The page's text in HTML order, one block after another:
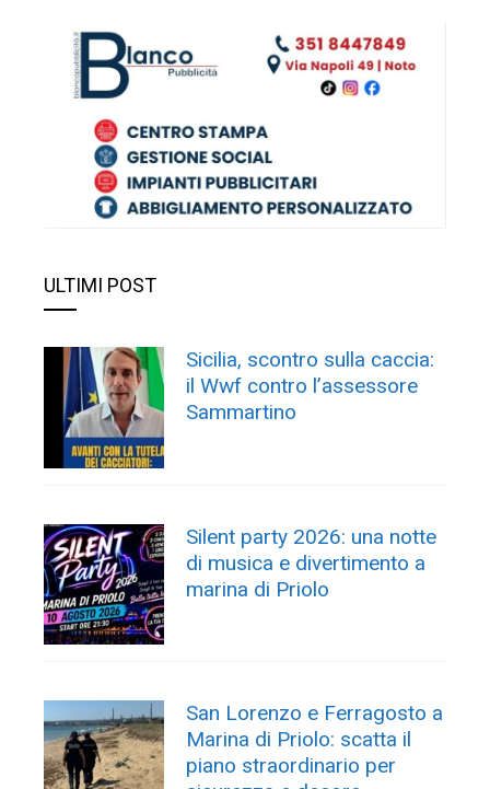
ULTIMI POST
Sicilia, scontro sulla caccia:
il Wwf contro l’assessore
Sammartino
Silent party 2026: una notte
di musica e divertimento a
marina di Priolo
San Lorenzo e Ferragosto a
Marina di Priolo: scatta il
piano straordinario per